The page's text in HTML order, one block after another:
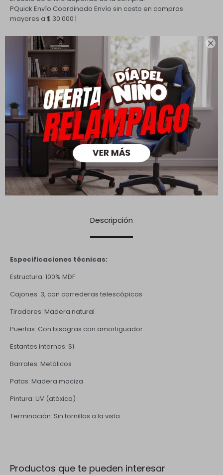

PQuick Envío Coordinado Envío sin costo en compras
mayores a $ 30.000 |
Cambios y Devoluciones
Todas las compras realizadas tienen un plazo de 5 días para
su cambio.
Ver mas
Medios de pago
Descripción
Especificaciones técnicas:
Estructura: 100% MDF
Cajones: 3, con correderas telescópicas
Tiradores: Madera natural
Puertas: Con bisagras con amortiguador
Estantes internos: Sí
Barrales: Metálicos
Patas: Madera maciza
Pintura: UV (atóxica)
Terminación: Sin tornillos a la vista
Productos que te pueden interesar